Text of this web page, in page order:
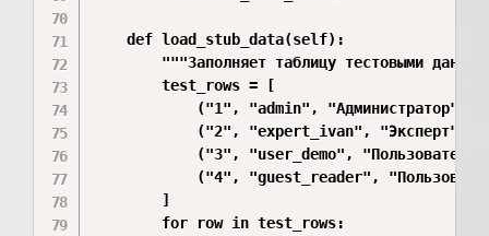
    def load_stub_data(self):
"""Заполняет таблицу тестовыми
        test_rows = [
            ("1", "admin", "Администратор"),
            ("2", "expert_ivan", "Эксперт"),
("3", "user_demo",
("4", "guest_reader",
        ]
        for row in test_rows: